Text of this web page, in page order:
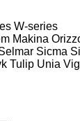
W-series
Makina
Sicma
Tulip Unia